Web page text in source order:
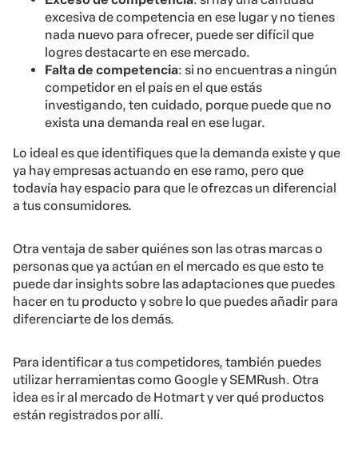
excesiva de competencia en ese lugar y no tienes
nada nuevo para ofrecer, puede ser difícil que
logres destacarte en ese mercado.
Falta de competencia: si no encuentras a ningún
competidor en el país en el que estás
investigando, ten cuidado, porque puede que no
exista una demanda real en ese lugar.
Lo ideal es que identifiques que la demanda existe y que
ya hay empresas actuando en ese ramo, pero que
todavía hay espacio para que le ofrezcas un diferencial
a tus consumidores.
Otra ventaja de saber quiénes son las otras marcas o
personas que ya actúan en el mercado es que esto te
puede dar insights sobre las adaptaciones que puedes
hacer en tu producto y sobre lo que puedes añadir para
diferenciarte de los demás.
Para identificar a tus competidores, también puedes
utilizar herramientas como Google y SEMRush. Otra
idea es ir al mercado de Hotmart y ver qué productos
están registrados por allí.